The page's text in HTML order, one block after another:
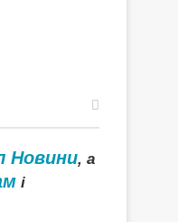
Новини, а
і